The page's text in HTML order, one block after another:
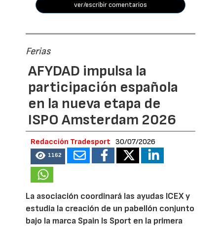
ver/escribir comentarios
Ferias
AFYDAD impulsa la
participación española
en la nueva etapa de
ISPO Amsterdam 2026
Redacción Tradesport 30/07/2026
1162
La asociación coordinará las ayudas ICEX y
estudia la creación de un pabellón conjunto
bajo la marca Spain Is Sport en la primera